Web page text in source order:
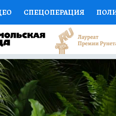
СПЕЦОПЕРАЦИЯ
НАУКА СПОРТ
ДОКТОР
ПРОГНОЗЫ НА СПОРТ
НЕДВИЖИМОСТЬ